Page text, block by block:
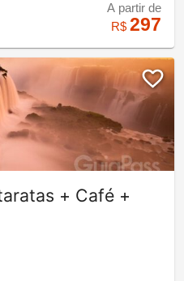
A partir de
R$ 297
+ Café +